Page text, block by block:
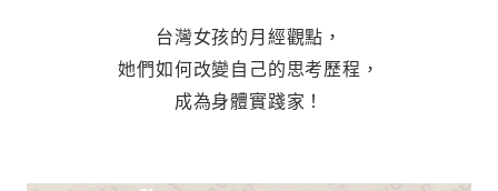
台灣女孩的月經觀點，
她們如何改變自己的思考歷程，
成為身體實踐家！